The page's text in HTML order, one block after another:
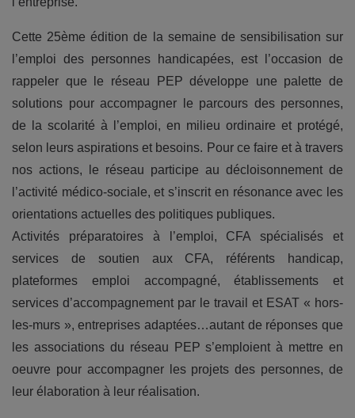
Cette 25ème édition de la semaine de sensibilisation sur
l’emploi des personnes handicapées, est l’occasion de
rappeler que le réseau PEP développe une palette de
solutions pour accompagner le parcours des personnes,
de la scolarité à l’emploi, en milieu ordinaire et protégé,
selon leurs aspirations et besoins. Pour ce faire et à travers
nos actions, le réseau participe au décloisonnement de
l’activité médico-sociale, et s’inscrit en résonance avec les
orientations actuelles des politiques publiques.
Activités préparatoires à l’emploi, CFA spécialisés et
services de soutien aux CFA, référents handicap,
plateformes emploi accompagné, établissements et
services d’accompagnement par le travail et ESAT « hors-
les-murs », entreprises adaptées…autant de réponses que
les associations du réseau PEP s’emploient à mettre en
oeuvre pour accompagner les projets des personnes, de
leur élaboration à leur réalisation.